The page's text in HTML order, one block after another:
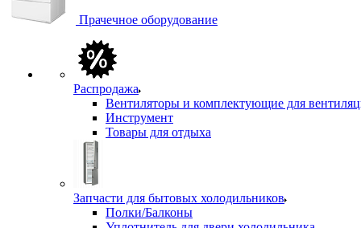
Прачечное оборудование
Распродажа
Вентиляторы и комплектующие для
Инструмент
Товары для отдыха
Запчасти для бытовых холодильников
Полки/Балконы